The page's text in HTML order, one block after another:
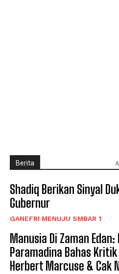
Berita All
Shadiq Berikan Sinyal
Gubernur
GANEFRI MENUJU SMBAR 1
Manusia Di Zaman
Paramadina Bahas
Herbert Marcuse & Cak